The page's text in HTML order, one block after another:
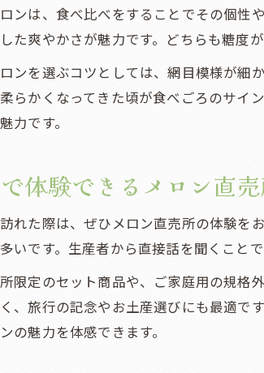
ンは、食べ比べをすることでその個性
た爽やかさが魅力です。どちらも糖度
ンを選ぶコツとしては、網目模様が細
らかくなってきた頃が食べごろのサイ
力です。
体験できるメロン直
れた際は、ぜひメロン直売所の体験を
いです。生産者から直接話を聞くこと
限定のセット商品や、ご家庭用の規格
、旅行の記念やお土産選びにも最適で
の魅力を体感できます。